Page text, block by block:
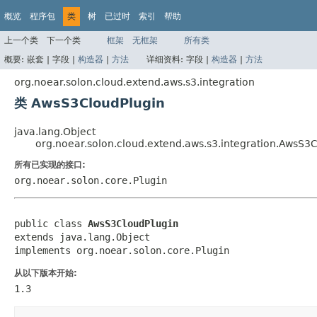
概览 程序包 类 树 已过时 索引 帮助
上一个类 下一个类 框架 无框架
所有类
概要: 嵌套 | 字段 | 构造器 | 方法 详细资料: 字段 | 构造器 | 方法
org.noear.solon.cloud.extend.aws.s3.integration
类 AwsS3CloudPlugin
java.lang.Object
所有已实现的接口:
org.noear.solon.core.Plugin
public class AwsS3CloudPlugin
extends java.lang.Object
implements org.noear.solon.core.Plugin
从以下版本开始:
1.3